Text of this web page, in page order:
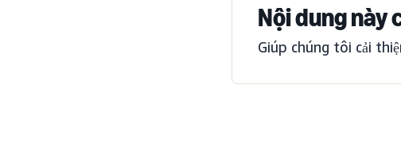
Nội dung này
Giúp chúng tôi cải